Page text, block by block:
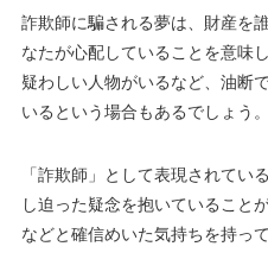
詐欺師に騙される夢は、財産を
なたが心配していることを意味
疑わしい人物がいるなど、油断
いるという場合もあるでしょう。
「詐欺師」として表現されてい
し迫った疑念を抱いていること
などと確信めいた気持ちを持っ